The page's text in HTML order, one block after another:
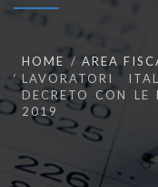
HOME
AREA
LAVORATORI
DECRETO CON LE
2019